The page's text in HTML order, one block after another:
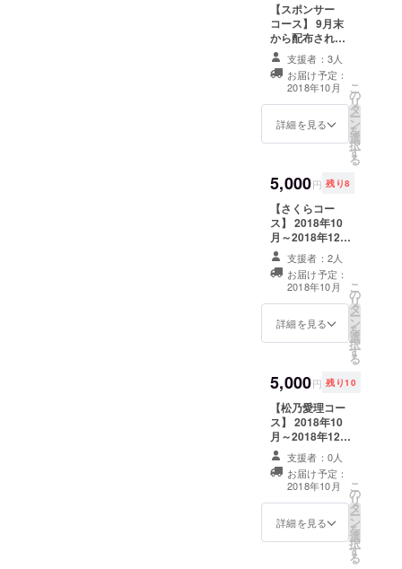
【スポンサー
コース】 9月末
から配布される
フライヤーに
「クラウドファ
ンディングご協
力者様一覧」の
記載と共にお名
前を掲載、メン
します。本名、
ハンドルネー
ム、ニックネー
ム、企業名、屋
号、その他何で
もOK。 (同名で
の複数の記載は
致しません。ま
た、公序良俗に
載もお断り致し
ます) (お渡しは
送、にて対応い
お渡し致しまし
たフライヤーを
物販にてご提示
して頂くと1枚に
つき1回、メン
バー3人とお客様
します。
支援者：3人
お届け予定：
2018年10月
詳細を見る
こ
の
リ
タ
ー
ン
を
選
択
す
る
5,000円 残り8
【さくらコー
ス】 2018年10
月～2018年12月
末まで、1ヵ月に
1枚(合計3枚)さ
くらからポスト
カードが届きま
す。 ポストカー
ドに使用される
ます。 ポスト
カードには使用
されている写真
についての説明
や、感謝の言葉
などを直筆にて
記入致します。
(発送元は運営担
当者の住所とな
は受け付けてお
りません。) ま
支援者：2人
お届け予定：
2018年10月
詳細を見る
こ
の
リ
タ
ー
ン
を
選
択
す
る
5,000円 残り10
【松乃愛理コー
ス】 2018年10
月～2018年12月
末まで、1ヵ月に
1枚(合計3枚)松
乃愛理からポス
トカードが届き
ます。 ポスト
カードに使用さ
支援者：0人
お届け予定：
2018年10月
詳細を見る
こ
の
リ
タ
ー
ン
を
選
択
す
る